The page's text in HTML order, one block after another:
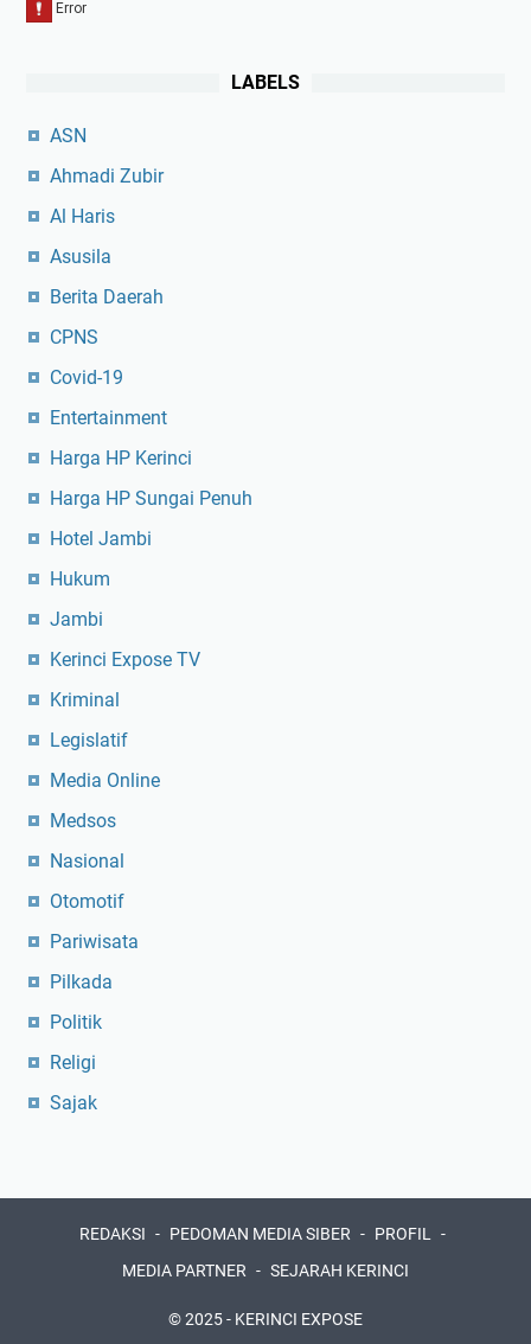
LABELS
ASN
Ahmadi Zubir
Al Haris
Asusila
Berita Daerah
CPNS
Covid-19
Entertainment
Harga HP Kerinci
Harga HP Sungai Penuh
Hotel Jambi
Hukum
Jambi
Kerinci Expose TV
Kriminal
Legislatif
Media Online
Medsos
Nasional
Otomotif
Pariwisata
Pilkada
Politik
Religi
Sajak
REDAKSI PEDOMAN MEDIA SIBER
PROFIL
MEDIA PARTNER
SEJARAH KERINCI
© 2025 - KERINCI EXPOSE